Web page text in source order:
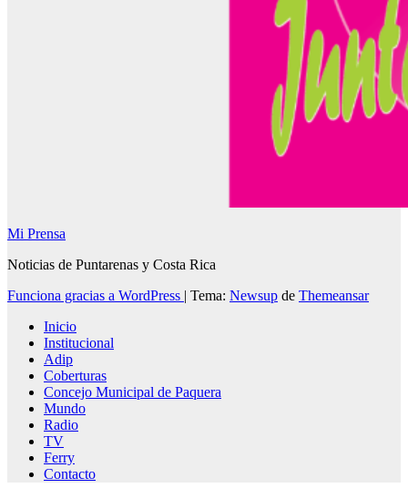
Mi Prensa
Noticias de Puntarenas y Costa Rica
Funciona gracias a WordPress | Tema: Newsup de Themeansar
Inicio
Institucional
Adip
Coberturas
Concejo Municipal de Paquera
Mundo
Radio
TV
Ferry
Contacto